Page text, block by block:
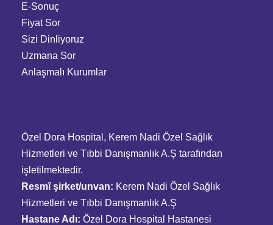
E-Sonuç
Fiyat Sor
Sizi Dinliyoruz
Uzmana Sor
Anlaşmalı Kurumlar
Özel Dora Hospital, Kerem Nadi Özel Sağlık
Hizmetleri ve Tıbbi Danışmanlık A.Ş tarafından
işletilmektedir.
Resmî şirket/unvan: Kerem Nadi Özel Sağlık
Hizmetleri ve Tıbbi Danışmanlık A.Ş
Hastane Adı: Özel Dora Hospital Hastanesi